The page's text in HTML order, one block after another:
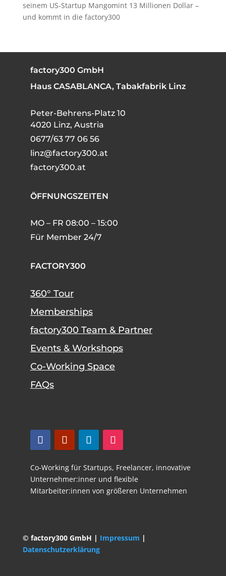
seinem US-Startup Mangomint 13 Millionen Dollar –
und kommt in die factory300
factory300 GmbH
Haus CASABLANCA, Tabakfabrik Linz
Peter-Behrens-Platz 10
4020 Linz, Austria
0677/63 77 06 56
linz@factory300.at
factory300.at
ÖFFNUNGSZEITEN
MO – FR 08:00 – 15:00
Für Member 24/7
FACTORY300
360° Tour
Memberships
factory300 Team & Partner
Events & Workshops
Co-Working Space
FAQs
Co-Working für Startups, Freelancer, innovative
Unternehmer:inner und flexible
Mitarbeiter:innen von größeren Unternehmen
© factory300 GmbH | Impressum |
Datenschutzerklärung